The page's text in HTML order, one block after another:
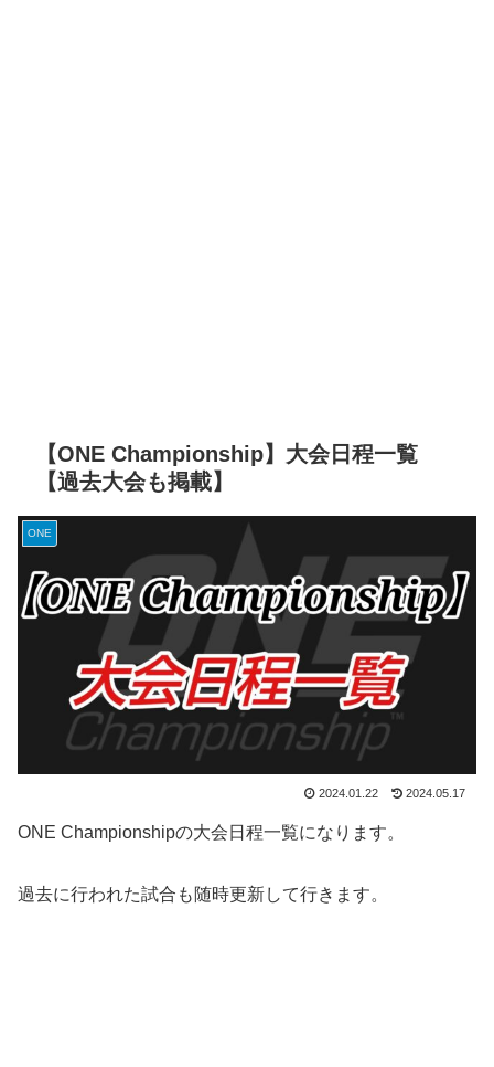
【ONE Championship】大会日程一覧
【過去大会も掲載】
ONE
2024.01.22 2024.05.17
ONE Championshipの大会日程一覧になります。
過去に行われた試合も随時更新して行きます。